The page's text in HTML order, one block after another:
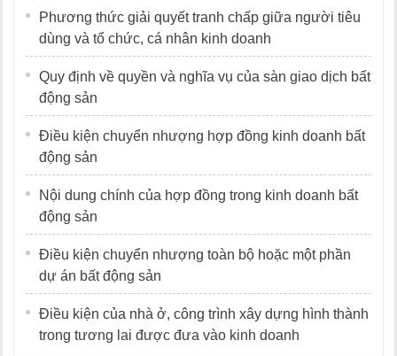
Phương thức giải quyết tranh chấp giữa người tiêu
dùng và tổ chức, cá nhân kinh doanh
Quy định về quyền và nghĩa vụ của sàn giao dịch bất
động sản
Điều kiện chuyển nhượng hợp đồng kinh doanh bất
động sản
Nội dung chính của hợp đồng trong kinh doanh bất
động sản
Điều kiện chuyển nhượng toàn bộ hoặc một phần
dự án bất động sản
Điều kiện của nhà ở, công trình xây dựng hình thành
trong tương lai được đưa vào kinh doanh